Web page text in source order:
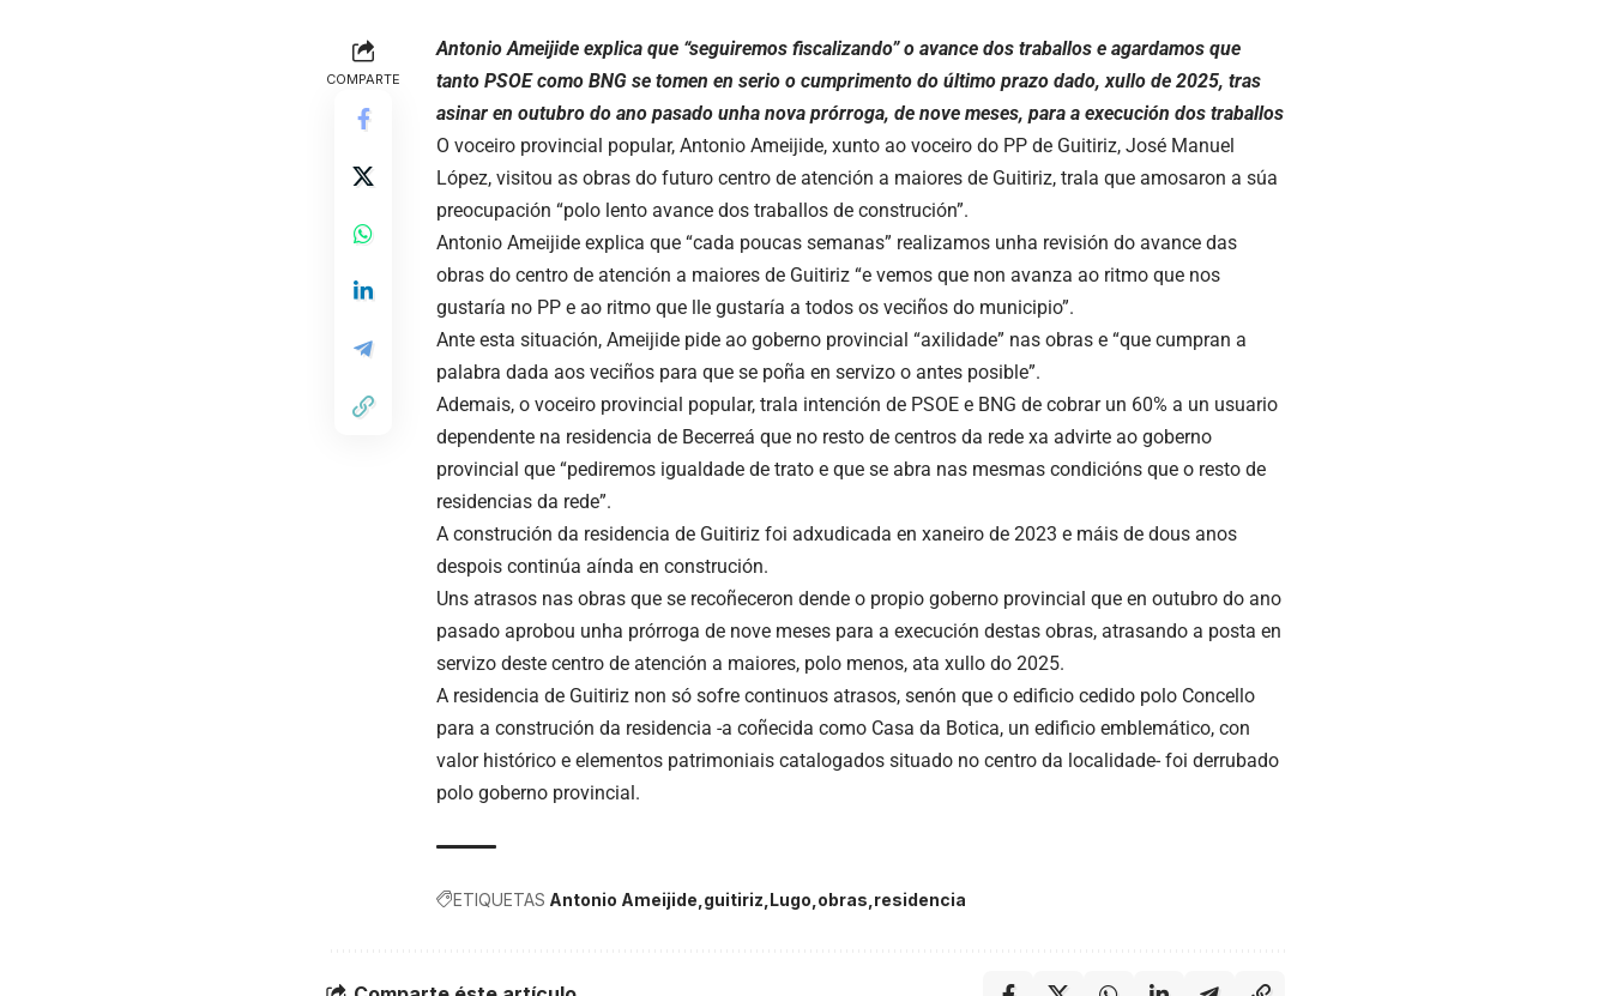
COMPARTE
Antonio Ameijide explica que “seguiremos fiscalizando” o avance dos traballos e agardamos que
tanto PSOE como BNG se tomen en serio o cumprimento do último prazo dado, xullo de 2025, tras
asinar en outubro do ano pasado unha nova prórroga, de nove meses, para a execución dos traballos
O voceiro provincial popular, Antonio Ameijide, xunto ao voceiro do PP de Guitiriz, José Manuel
López, visitou as obras do futuro centro de atención a maiores de Guitiriz, trala que amosaron a súa
preocupación “polo lento avance dos traballos de construción”.
Antonio Ameijide explica que “cada poucas semanas” realizamos unha revisión do avance das
obras do centro de atención a maiores de Guitiriz “e vemos que non avanza ao ritmo que nos
gustaría no PP e ao ritmo que lle gustaría a todos os veciños do municipio”.
Ante esta situación, Ameijide pide ao goberno provincial “axilidade” nas obras e “que cumpran a
palabra dada aos veciños para que se poña en servizo o antes posible”.
Ademais, o voceiro provincial popular, trala intención de PSOE e BNG de cobrar un 60% a un usuario
dependente na residencia de Becerreá que no resto de centros da rede xa advirte ao goberno
provincial que “pediremos igualdade de trato e que se abra nas mesmas condicións que o resto de
residencias da rede”.
A construción da residencia de Guitiriz foi adxudicada en xaneiro de 2023 e máis de dous anos
despois continúa aínda en construción.
Uns atrasos nas obras que se recoñeceron dende o propio goberno provincial que en outubro do ano
pasado aprobou unha prórroga de nove meses para a execución destas obras, atrasando a posta en
servizo deste centro de atención a maiores, polo menos, ata xullo do 2025.
A residencia de Guitiriz non só sofre continuos atrasos, senón que o edificio cedido polo Concello
para a construción da residencia -a coñecida como Casa da Botica, un edificio emblemático, con
valor histórico e elementos patrimoniais catalogados situado no centro da localidade- foi derrubado
polo goberno provincial.
ETIQUETAS Antonio Ameijide guitiriz Lugo obras residencia